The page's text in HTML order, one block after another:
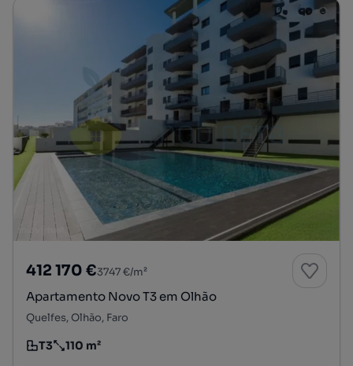
412 170 €3747 €/m²
Apartamento Novo T3 em Olhão
Quelfes, Olhão, Faro
Tipologia
T3
Preço por metro quadrado
110 m²